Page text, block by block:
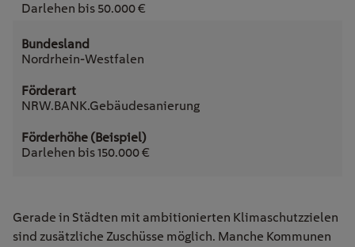
Darlehen bis 50.000 €
Nordrhein-Westfalen
NRW.BANK.Gebäudesanierung
Darlehen bis 150.000 €
Gerade in Städten mit ambitionierten Klimaschutzzielen
sind zusätzliche Zuschüsse möglich. Manche Kommunen